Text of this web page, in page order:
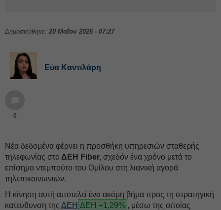
Δημοσιεύθηκε: 20 Μαΐου 2026 - 07:27
Εύα Καντιλάρη
0
Νέα δεδομένα φέρνει η προσθήκη υπηρεσιών σταθερής
τηλεφωνίας στο ΔΕH Fiber, σχεδόν ένα χρόνο μετά το
επίσημο ντεμπούτο του Ομίλου στη λιανική αγορά
τηλεπικοινωνιών.
Η κίνηση αυτή αποτελεί ένα ακόμη βήμα προς τη στρατηγική
κατεύθυνση της ΔΕΗ ΔΕΗ +1,29% , μέσω της οποίας